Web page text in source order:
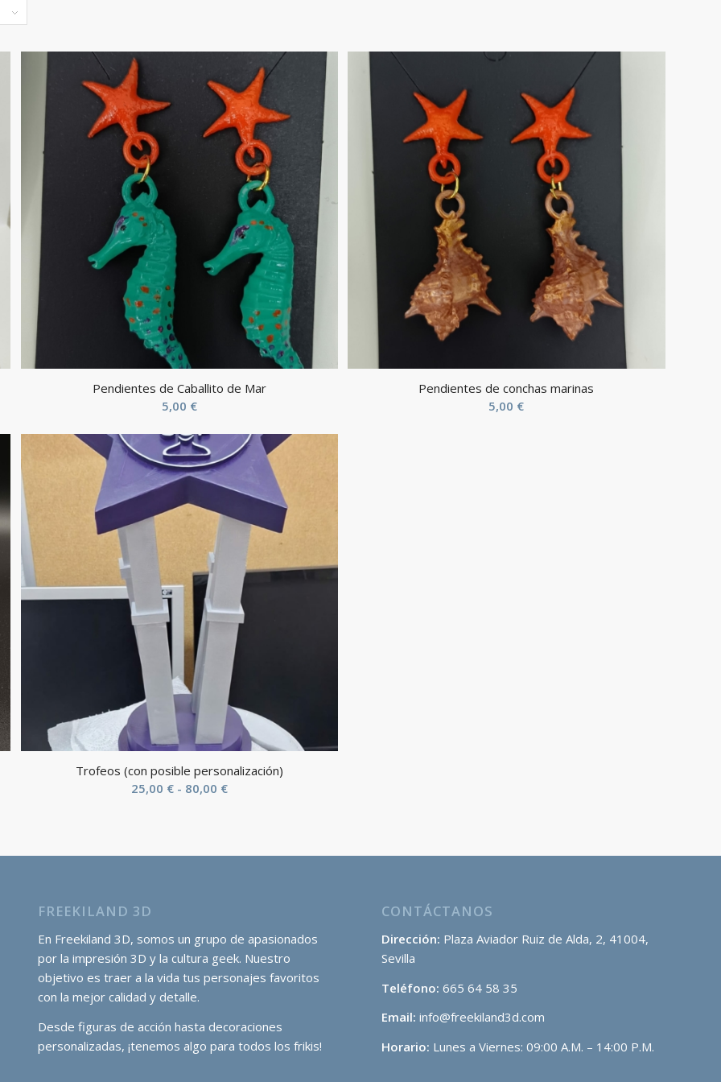
Pendientes de Caballito de Mar
5,00 €
Pendientes de conchas marinas
5,00 €
Trofeos (con posible personalización)
25,00 € - 80,00 €Rango
FREEKILAND 3D
En Freekiland 3D, somos un grupo de apasionados
por la impresión 3D y la cultura geek. Nuestro
objetivo es traer a la vida tus personajes favoritos
con la mejor calidad y detalle.
Desde figuras de acción hasta decoraciones
personalizadas, ¡tenemos algo para todos los frikis!
CONTÁCTANOS
Dirección: Plaza Aviador Ruiz de Alda, 2, 41004,
Sevilla
Teléfono: 665 64 58 35
Email: info@freekiland3d.com
Horario: Lunes a Viernes: 09:00 A.M. – 14:00 P.M.